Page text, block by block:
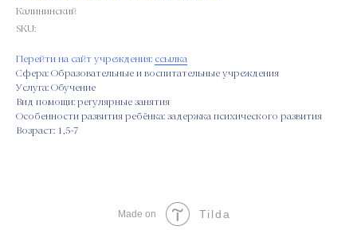
Калининский
SKU:
Перейти на сайт учреждения: ссылка
Сфера: Образовательные и воспитательные учреждения
Услуга: Обучение
Вид помощи: регулярные занятия
Особенности развития ребёнка: задержка психического развития
Возраст: 1,5-7
Made on Tilda